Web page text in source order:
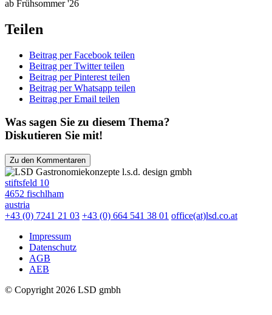
ab Frühsommer '26
Teilen
Beitrag per Facebook teilen
Beitrag per Twitter teilen
Beitrag per Pinterest teilen
Beitrag per Whatsapp teilen
Beitrag per Email teilen
Was sagen Sie zu diesem Thema?
Diskutieren Sie mit!
Zu den Kommentaren
l.s.d. design gmbh
stiftsfeld 10
4652 fischlham
austria
+43 (0) 7241 21 03 +43 (0) 664 541 38 01 office(at)lsd.co.at
Impressum
Datenschutz
AGB
AEB
© Copyright 2026 LSD gmbh